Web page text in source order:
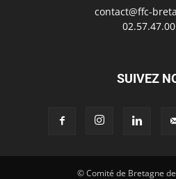
contact@ffc-
SUIVEZ
© Comité de Bretagne